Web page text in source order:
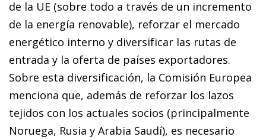
de la UE (sobre todo a través de un incremento
de la energía renovable), reforzar el mercado
energético interno y diversificar las rutas de
entrada y la oferta de países exportadores.
Sobre esta diversificación, la Comisión Europea
menciona que, además de reforzar los lazos
tejidos con los actuales socios (principalmente
Noruega, Rusia y Arabia Saudí), es necesario